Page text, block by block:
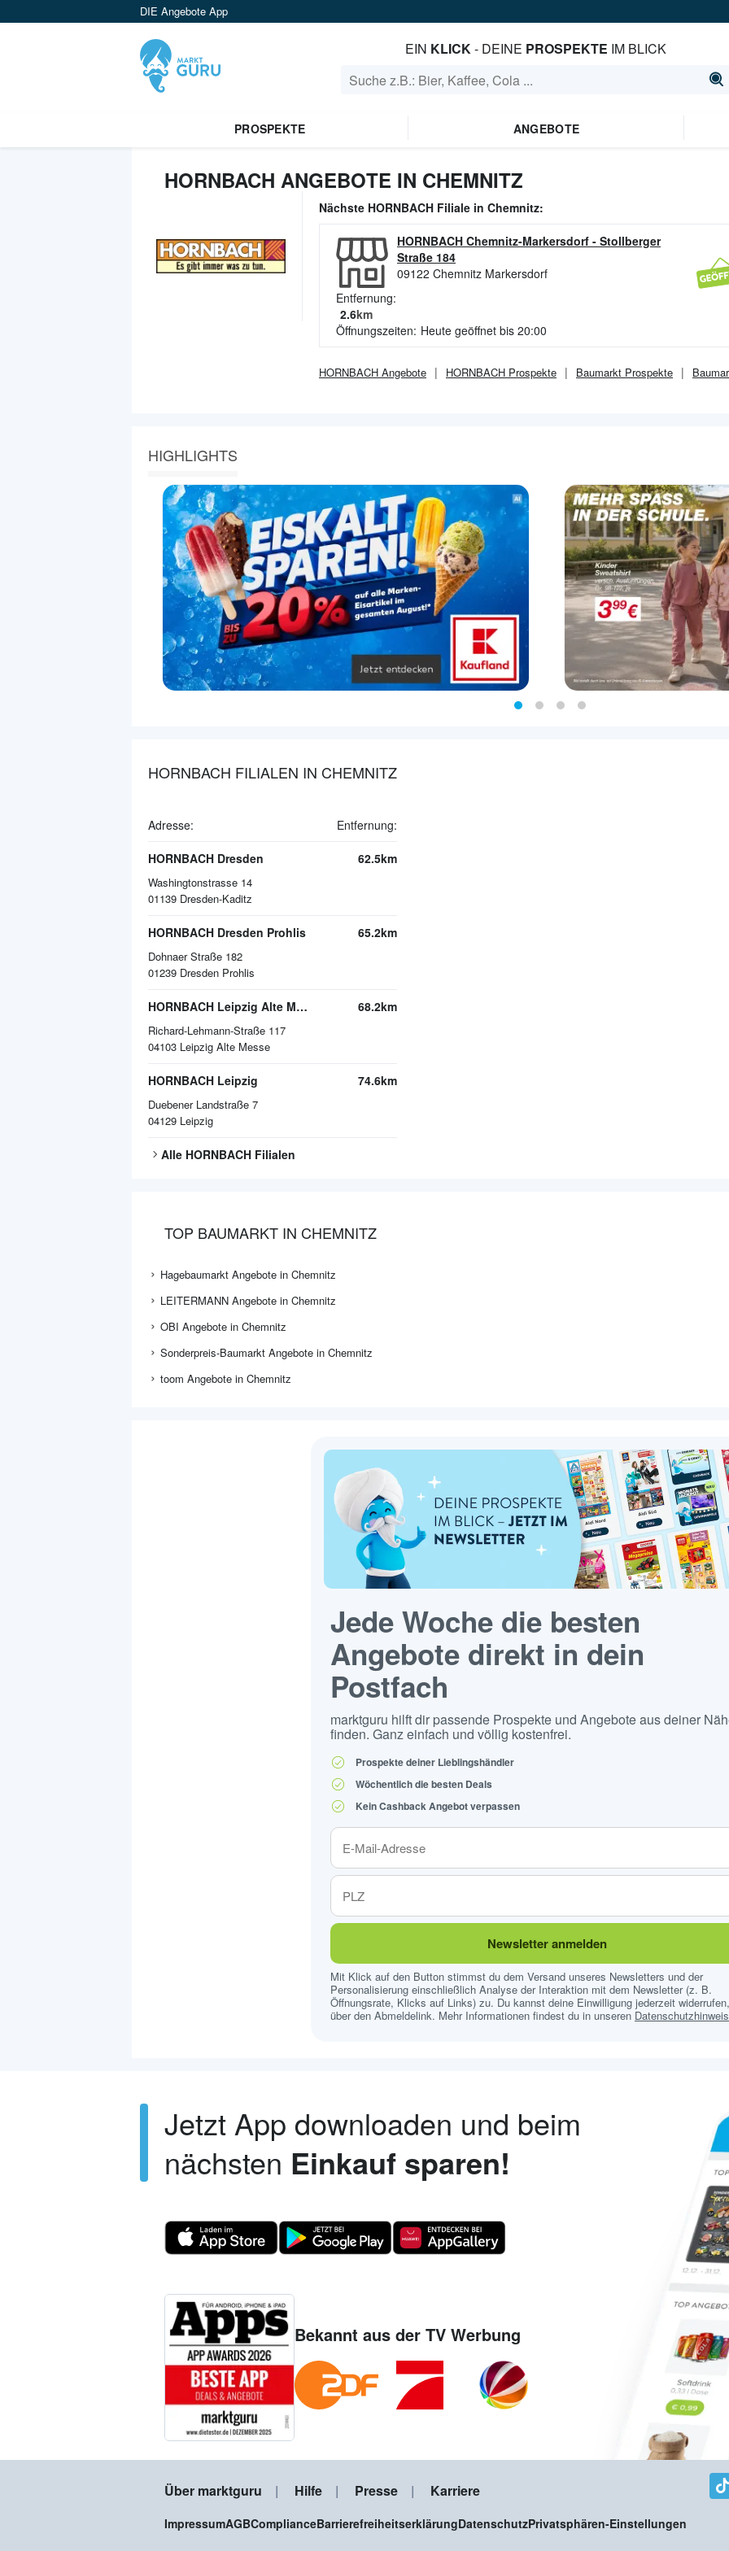
DIE Angebote App
EIN KLICK- DEINE PROSPEKTE IM BLICK
PROSPEKTE ANGEBOTE
HORNBACH ANGEBOTE IN CHEMNITZ
Nächste HORNBACH Filiale in Chemnitz:
HORNBACH Chemnitz-Markersdorf - Stollberger
Straße 184
09122 Chemnitz Markersdorf
Entfernung:
2.6km
Öffnungszeiten: Heute geöffnet bis 20:00
HORNBACH Angebote HORNBACH Prospekte Baumarkt Prospekte
HIGHLIGHTS
HORNBACH FILIALEN IN CHEMNITZ
Adresse: Entfernung:
HORNBACH Dresden
Washingtonstrasse 14
01139 Dresden-Kaditz
62.5km
HORNBACH Dresden Prohlis
Dohnaer Straße 182
01239 Dresden Prohlis
65.2km
HORNBACH Leipzig Alte Messe
Richard-Lehmann-Straße 117
04103 Leipzig Alte Messe
68.2km
HORNBACH Leipzig
Duebener Landstraße 7
04129 Leipzig
74.6km
Alle HORNBACH Filialen
TOP BAUMARKT IN CHEMNITZ
Hagebaumarkt Angebote in Chemnitz
LEITERMANN Angebote in Chemnitz
OBI Angebote in Chemnitz
Sonderpreis-Baumarkt Angebote in Chemnitz
toom Angebote in Chemnitz
Jede Woche die besten
Angebote direkt in dein
Postfach
marktguru hilft dir passende Prospekte und Angebote aus deiner
finden. Ganz einfach und völlig kostenfrei.
Prospekte deiner Lieblingshändler
Wöchentlich die besten Deals
Kein Cashback Angebot verpassen
Newsletter anmelden
Mit Klick auf den Button stimmst du dem Versand unseres Newsletters und der
Personalisierung einschließlich Analyse der Interaktion mit dem Newsletter (z. B.
Öffnungsrate, Klicks auf Links) zu. Du kannst deine Einwilligung jederzeit
über den Abmeldelink. Mehr Informationen findest du in unseren
Jetzt App downloaden und beim
nächsten Einkauf sparen!
Bekannt aus der TV Werbung
Über marktguru Hilfe Presse Karriere
ImpressumAGBComplianceBarrierefreiheitserklärungDatenschutzPrivatsphären-Einstellungen